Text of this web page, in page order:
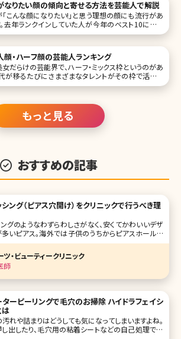
なりたい顔の傾向と寄せる方法を芸能人で解説
こんな顔になりたい!」と思う理想の顔にも流行があ
去年ランクインしていた人が今年のベスト10に入っ
った……ということもよくあるようですが、現在では
顔GP
顔・ハーフ顔の芸能人ランキング
だらけの芸能界で、ハーフ・ミックス枠というのがあ
が移るたびにさまざまなタレントがその枠で活躍し
。ここ5年ほどで芸名に外国のミドルネームやファー
・ミックスの芸能人ではなく、日本人離れした容姿をも
人顔・ハーもっと見る
おすすめの記事
シング（ピアス穴開け）をクリニックで行うべき理
グのようなわずらわしさがなく、安くてかわいいデザ
いピアス。海外では子供のうちからピアスホールを
しゃれを楽しむ習慣がありますが、日本では高校生
初めてピアッシングをする人が多いようです。自分で
具も売られていますが、安全性を考えると美容外
皮膚科でピアッシング
・ビューティークリニック
師
ターピーリングで毛穴のお掃除 ハイドラフェイシ
は
れや詰まりはどうしても気になってしまいますよね。
出したり、毛穴用の粘着シートなどの自己処理で無